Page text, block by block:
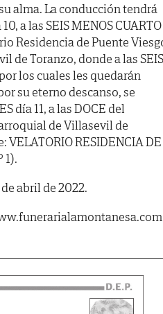
alma. La conducción tendrá
a las SEIS MENOS CUARTO
Residencia de Puente
de Toranzo, donde a las SEIS
los cuales les quedarán
su eterno descanso, se
día 11, a las DOCE del
de Villasevil de
RESIDENCIA DE
1).
abril de 2022.